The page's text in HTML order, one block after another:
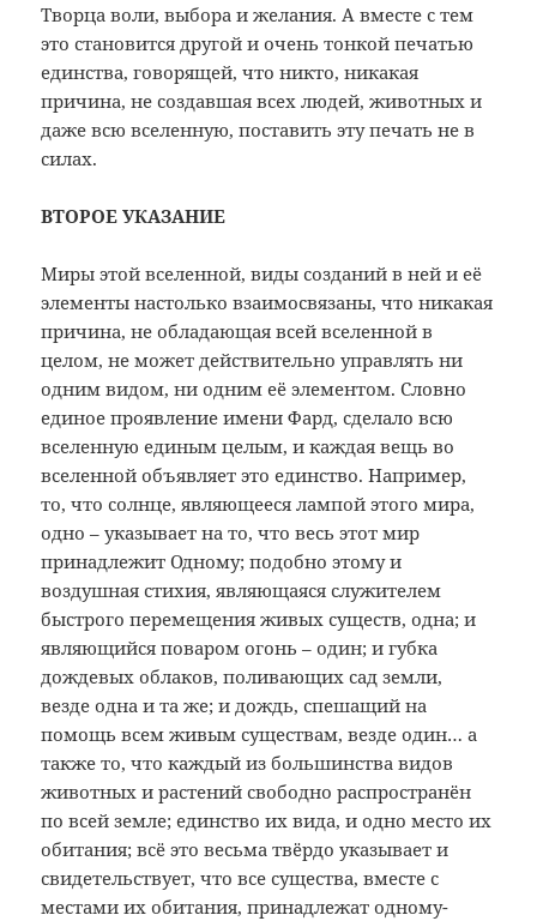
Творца воли, выбора и желания. А вместе с тем
это становится другой и очень тонкой печатью
единства, говорящей, что никто, никакая
причина, не создавшая всех людей, животных и
даже всю вселенную, поставить эту печать не в
силах.
ВТОРОЕ УКАЗАНИЕ
Миры этой вселенной, виды созданий в ней и её
элементы настолько взаимосвязаны, что никакая
причина, не обладающая всей вселенной в
целом, не может действительно управлять ни
одним видом, ни одним её элементом. Словно
единое проявление имени Фард, сделало всю
вселенную единым целым, и каждая вещь во
вселенной объявляет это единство. Например,
то, что солнце, являющееся лампой этого мира,
одно – указывает на то, что весь этот мир
принадлежит Одному; подобно этому и
воздушная стихия, являющаяся служителем
быстрого перемещения живых существ, одна; и
являющийся поваром огонь – один; и губка
дождевых облаков, поливающих сад земли,
везде одна и та же; и дождь, спешащий на
помощь всем живым существам, везде один… а
также то, что каждый из большинства видов
животных и растений свободно распространён
по всей земле; единство их вида, и одно место их
обитания; всё это весьма твёрдо указывает и
свидетельствует, что все существа, вместе с
местами их обитания, принадлежат одному-